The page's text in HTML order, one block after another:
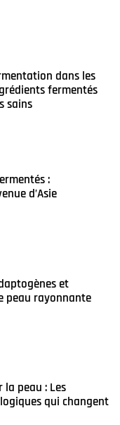
dans les
fermentés
sains
:
d’Asie
et
peau rayonnante
peau : Les
qui changent